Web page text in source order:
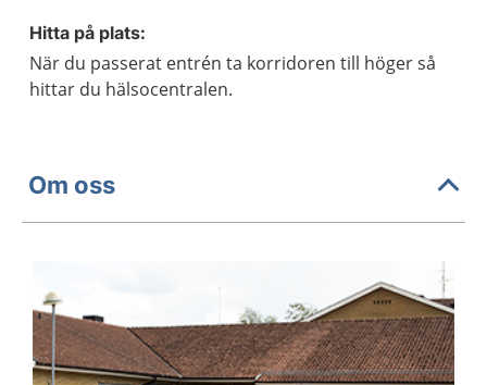
Hitta på plats:
När du passerat entrén ta korridoren till höger så
hittar du hälsocentralen.
Om oss